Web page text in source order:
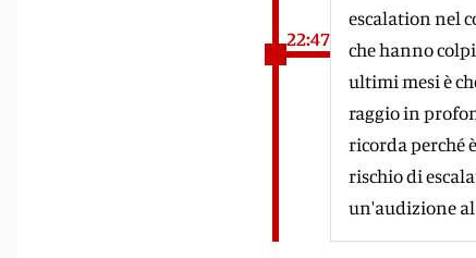
22:47
escalation nel
che hanno
ultimi mesi è
raggio in
ricorda perché
rischio di
un'audizione al